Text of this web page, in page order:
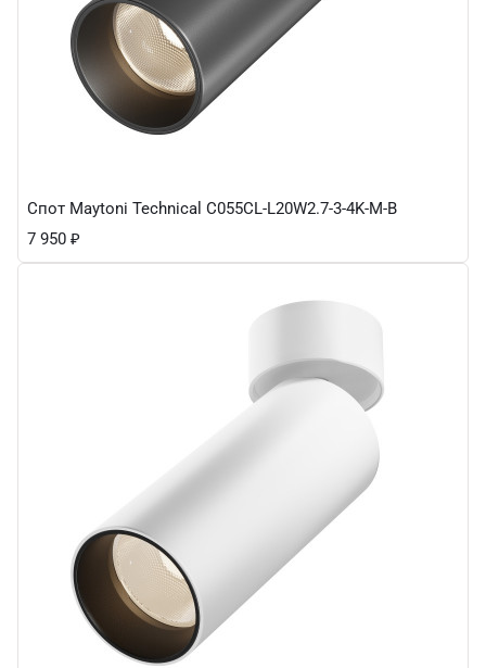
Спот Maytoni Technical C055CL-L20W2.7-3-4K-M-B
7 950 ₽